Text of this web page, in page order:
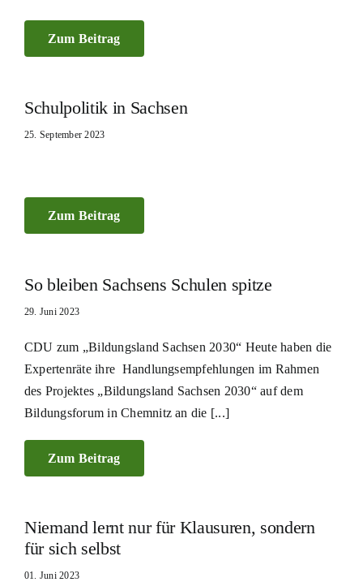
Zum Beitrag
Schulpolitik in Sachsen
25. September 2023
Zum Beitrag
So bleiben Sachsens Schulen spitze
29. Juni 2023
CDU zum „Bildungsland Sachsen 2030“ Heute haben die
Expertenräte ihre Handlungsempfehlungen im Rahmen
des Projektes „Bildungsland Sachsen 2030“ auf dem
Bildungsforum in Chemnitz an die [...]
Zum Beitrag
Niemand lernt nur für Klausuren, sondern
für sich selbst
01. Juni 2023